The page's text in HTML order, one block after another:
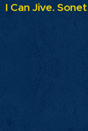
I Can Jive.